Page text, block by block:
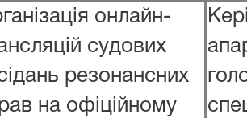
онлайн-
судових
резонансних
на офіційному